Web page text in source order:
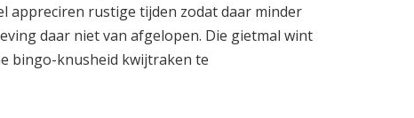
appreciren rustige tijden zodat daar minder
daar niet van afgelopen. Die gietmal wint
bingo-knusheid kwijtraken te